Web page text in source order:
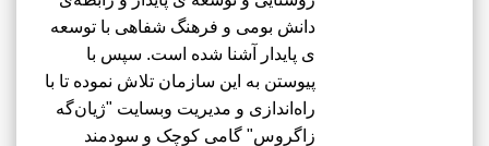
دانش بومی و فرهنگ شفاهی با توسعه
ی پایدار آشنا شده است. سپس با
پیوستن به این سازمان تلاش نموده تا با
راه‌اندازی و مدیریت وبسایت "ژیان‌گه
زاگروس" گامی کوچک و سودمند